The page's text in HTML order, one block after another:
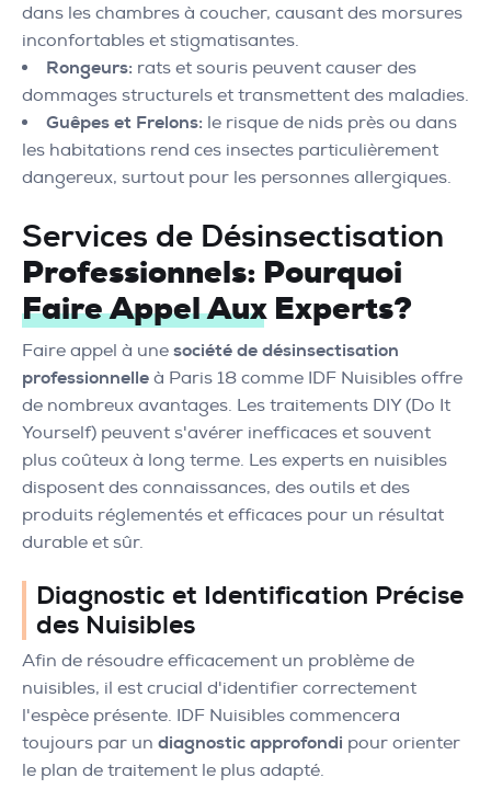
dans les chambres à coucher, causant des morsures
inconfortables et stigmatisantes.
Rongeurs: rats et souris peuvent causer des
dommages structurels et transmettent des maladies.
Guêpes et Frelons: le risque de nids près ou dans
les habitations rend ces insectes particulièrement
dangereux, surtout pour les personnes allergiques.
Services de Désinsectisation
Professionnels: Pourquoi
Faire Appel Aux Experts?
Faire appel à une société de désinsectisation
professionnelle à Paris 18 comme IDF Nuisibles offre
de nombreux avantages. Les traitements DIY (Do It
Yourself) peuvent s'avérer inefficaces et souvent
plus coûteux à long terme. Les experts en nuisibles
disposent des connaissances, des outils et des
produits réglementés et efficaces pour un résultat
durable et sûr.
Diagnostic et Identification Précise
des Nuisibles
Afin de résoudre efficacement un problème de
nuisibles, il est crucial d'identifier correctement
l'espèce présente. IDF Nuisibles commencera
toujours par un diagnostic approfondi pour orienter
le plan de traitement le plus adapté.